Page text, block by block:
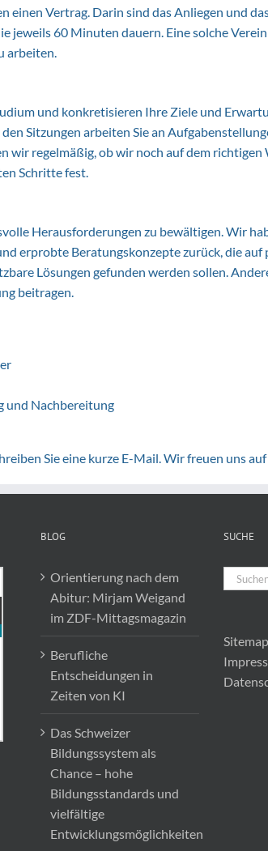
einen Vertrag. Darin sind das Anliegen und
jeweils 60 Minuten dauern. Eine solche
arbeiten.
und konkretisieren Ihre Ziele und
Sitzungen arbeiten Sie an
regelmäßig, ob wir noch auf dem richtigen
Schritte fest.
Herausforderungen zu bewältigen. Wir
erprobte Beratungskonzepte zurück, die
Lösungen gefunden werden sollen.
beitragen.
und Nachbereitung
Sie eine kurze E-Mail. Wir freuen uns
BLOG
Orientierung nach dem
Abitur: Mirjam Weigand
im ZDF-Mittagsmagazin
Berufliche
Entscheidungen in
Zeiten von KI
Das Schweizer
Bildungssystem als
Chance – hohe
Bildungsstandards und
vielfältige
Entwicklungsmöglichkeiten
SUCHE
Suche